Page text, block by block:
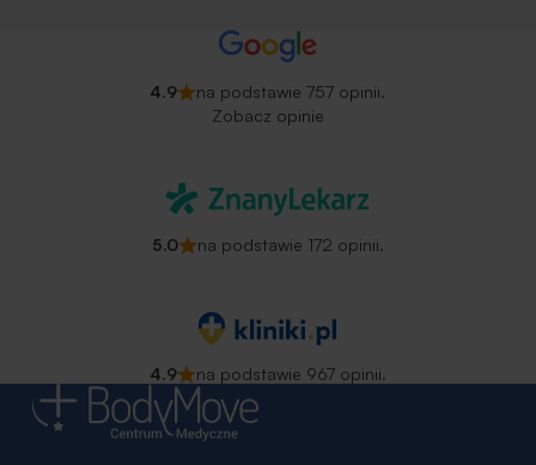
4.9
na podstawie 757 opinii.
Zobacz opinie
5.0 na podstawie 172 opinii.
4.9 na podstawie 967 opinii.